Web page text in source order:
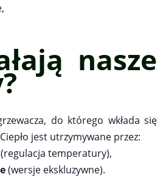
łają nasze
do którego wkłada się
jest utrzymywane przez:
(regulacja temperatury),
(wersje ekskluzywne).